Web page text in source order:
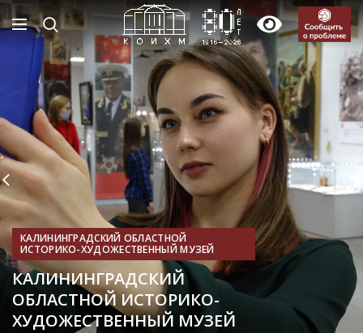
КАЛИНИНГРАДСКИЙ ОБЛАСТНОЙ
ИСТОРИКО-ХУДОЖЕСТВЕННЫЙ МУЗЕЙ
КАЛИНИНГРАДСКИЙ
ОБЛАСТНОЙ ИСТОРИКО-
ХУДОЖЕСТВЕННЫЙ МУЗЕЙ